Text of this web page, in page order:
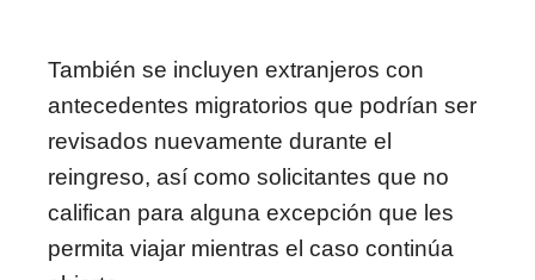
También se incluyen extranjeros con
antecedentes migratorios que podrían ser
revisados nuevamente durante el
reingreso, así como solicitantes que no
califican para alguna excepción que les
permita viajar mientras el caso continúa